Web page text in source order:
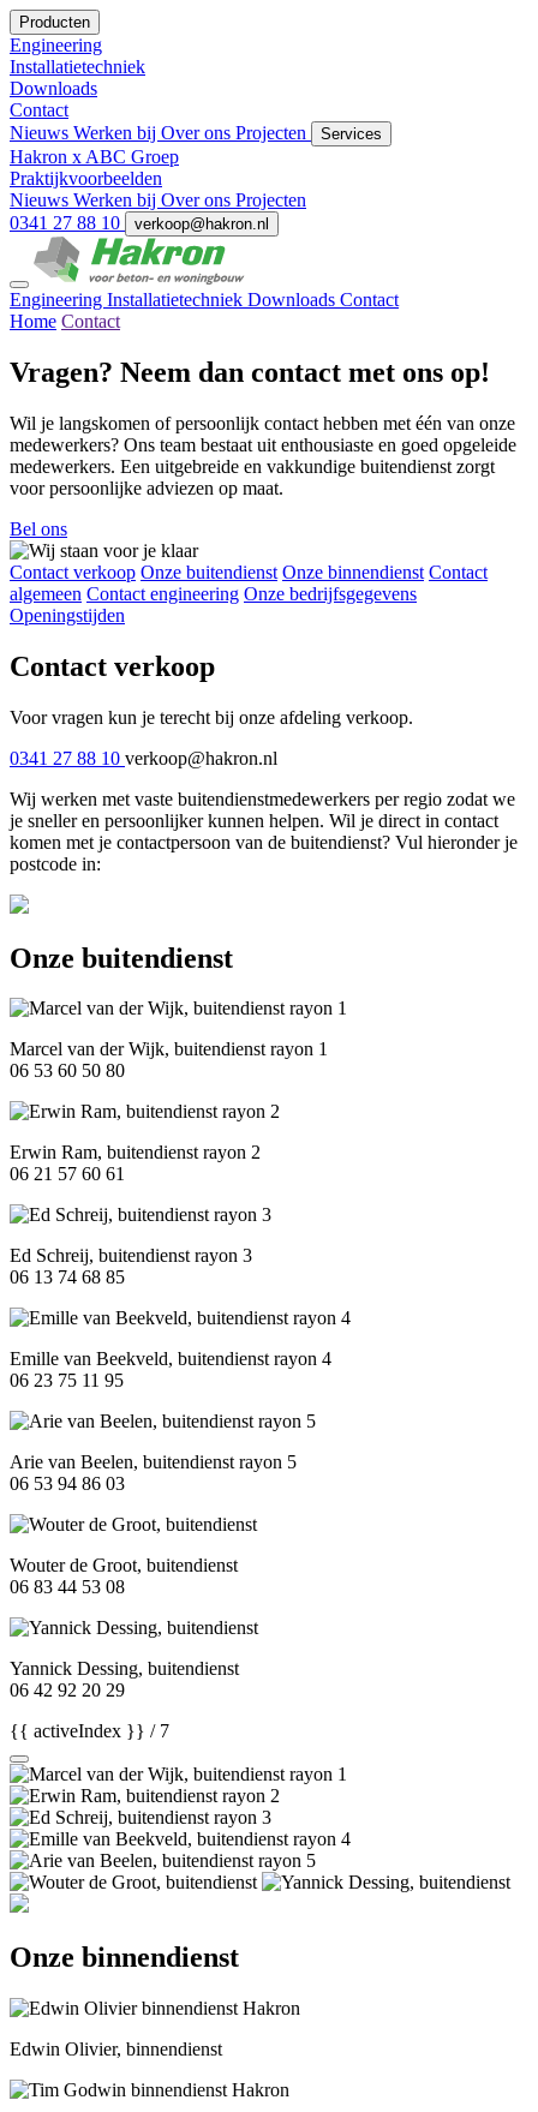
Producten
Engineering
Installatietechniek
Downloads
Contact
Nieuws Werken bij Over ons Projecten Services
Hakron x ABC Groep
Praktijkvoorbeelden
Nieuws Werken bij Over ons Projecten
0341 27 88 10
verkoop@hakron.nl
Engineering Installatietechniek Downloads Contact
Home Contact
Vragen? Neem dan contact met ons op!
Wil je langskomen of persoonlijk contact hebben met één van onze
medewerkers? Ons team bestaat uit enthousiaste en goed opgeleide
medewerkers. Een uitgebreide en vakkundige buitendienst zorgt
voor persoonlijke adviezen op maat.
Bel ons
Contact verkoop Onze buitendienst Onze binnendienst Contact
algemeen Contact engineering Onze bedrijfsgegevens
Openingstijden
Contact verkoop
Voor vragen kun je terecht bij onze afdeling verkoop.
0341 27 88 10 verkoop@hakron.nl
Wij werken met vaste buitendienstmedewerkers per regio zodat we
je sneller en persoonlijker kunnen helpen. Wil je direct in contact
komen met je contactpersoon van de buitendienst? Vul hieronder je
postcode in:
Onze buitendienst
Marcel van der Wijk, buitendienst rayon 1
06 53 60 50 80
Erwin Ram, buitendienst rayon 2
06 21 57 60 61
Ed Schreij, buitendienst rayon 3
06 13 74 68 85
Emille van Beekveld, buitendienst rayon 4
06 23 75 11 95
Arie van Beelen, buitendienst rayon 5
06 53 94 86 03
Wouter de Groot, buitendienst
06 83 44 53 08
Yannick Dessing, buitendienst
06 42 92 20 29
{{ activeIndex }} / 7
Onze binnendienst
Edwin Olivier, binnendienst